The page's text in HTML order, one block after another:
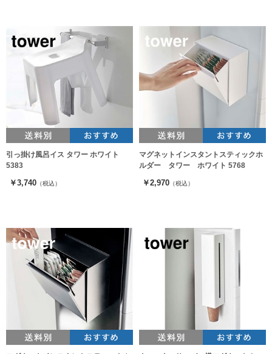
引っ掛け風呂イス タワー ホワイト
5383
￥3,740 （税込）
マグネットインスタントスティックホ
ルダー タワー ホワイト 5768
￥2,970 （税込）